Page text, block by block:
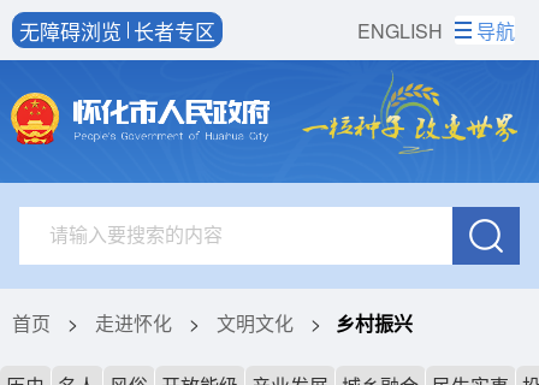
ENGLISH
无障碍浏览 长者专区 导航
首页 > 走进怀化 > 文明文化 > 乡村振兴